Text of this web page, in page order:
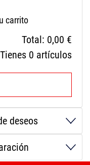
carrito
Tienes 0 artículos
Total: 0,00 €
deseos